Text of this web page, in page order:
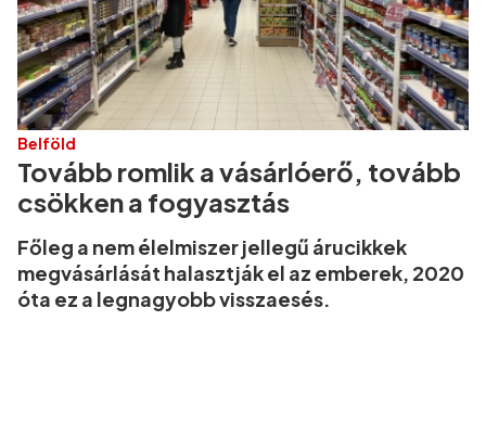
Belföld
Tovább romlik a vásárlóerő, tovább
csökken a fogyasztás
Főleg a nem élelmiszer jellegű árucikkek
megvásárlását halasztják el az emberek, 2020
óta ez a legnagyobb visszaesés.